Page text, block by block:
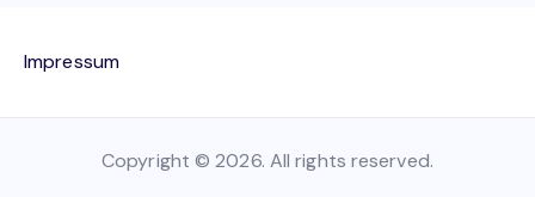
Impressum
Copyright © 2026. All rights reserved.